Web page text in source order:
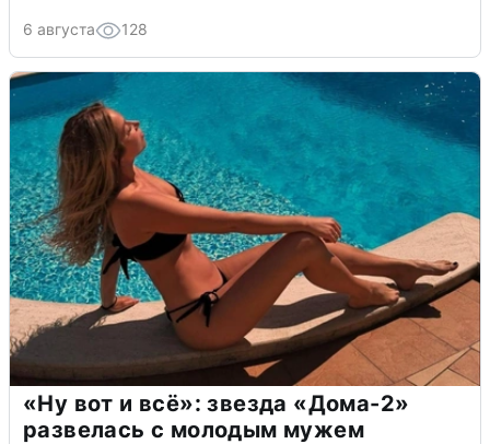
6 августа 128
«Ну вот и всё»: звезда «Дома-2»
развелась с молодым мужем